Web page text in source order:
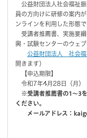
公益財団法人社会福祉振
員の方向けに研修の案内
ンラインを利用した形態で
受講者推薦書、実施要綱
興・試験センターのウェ
公益財団法人 社会福
開きます）
【申込期限】
令和7年4月28日（月）
※受講者推薦書の1～3を
ください。
メールアドレス：